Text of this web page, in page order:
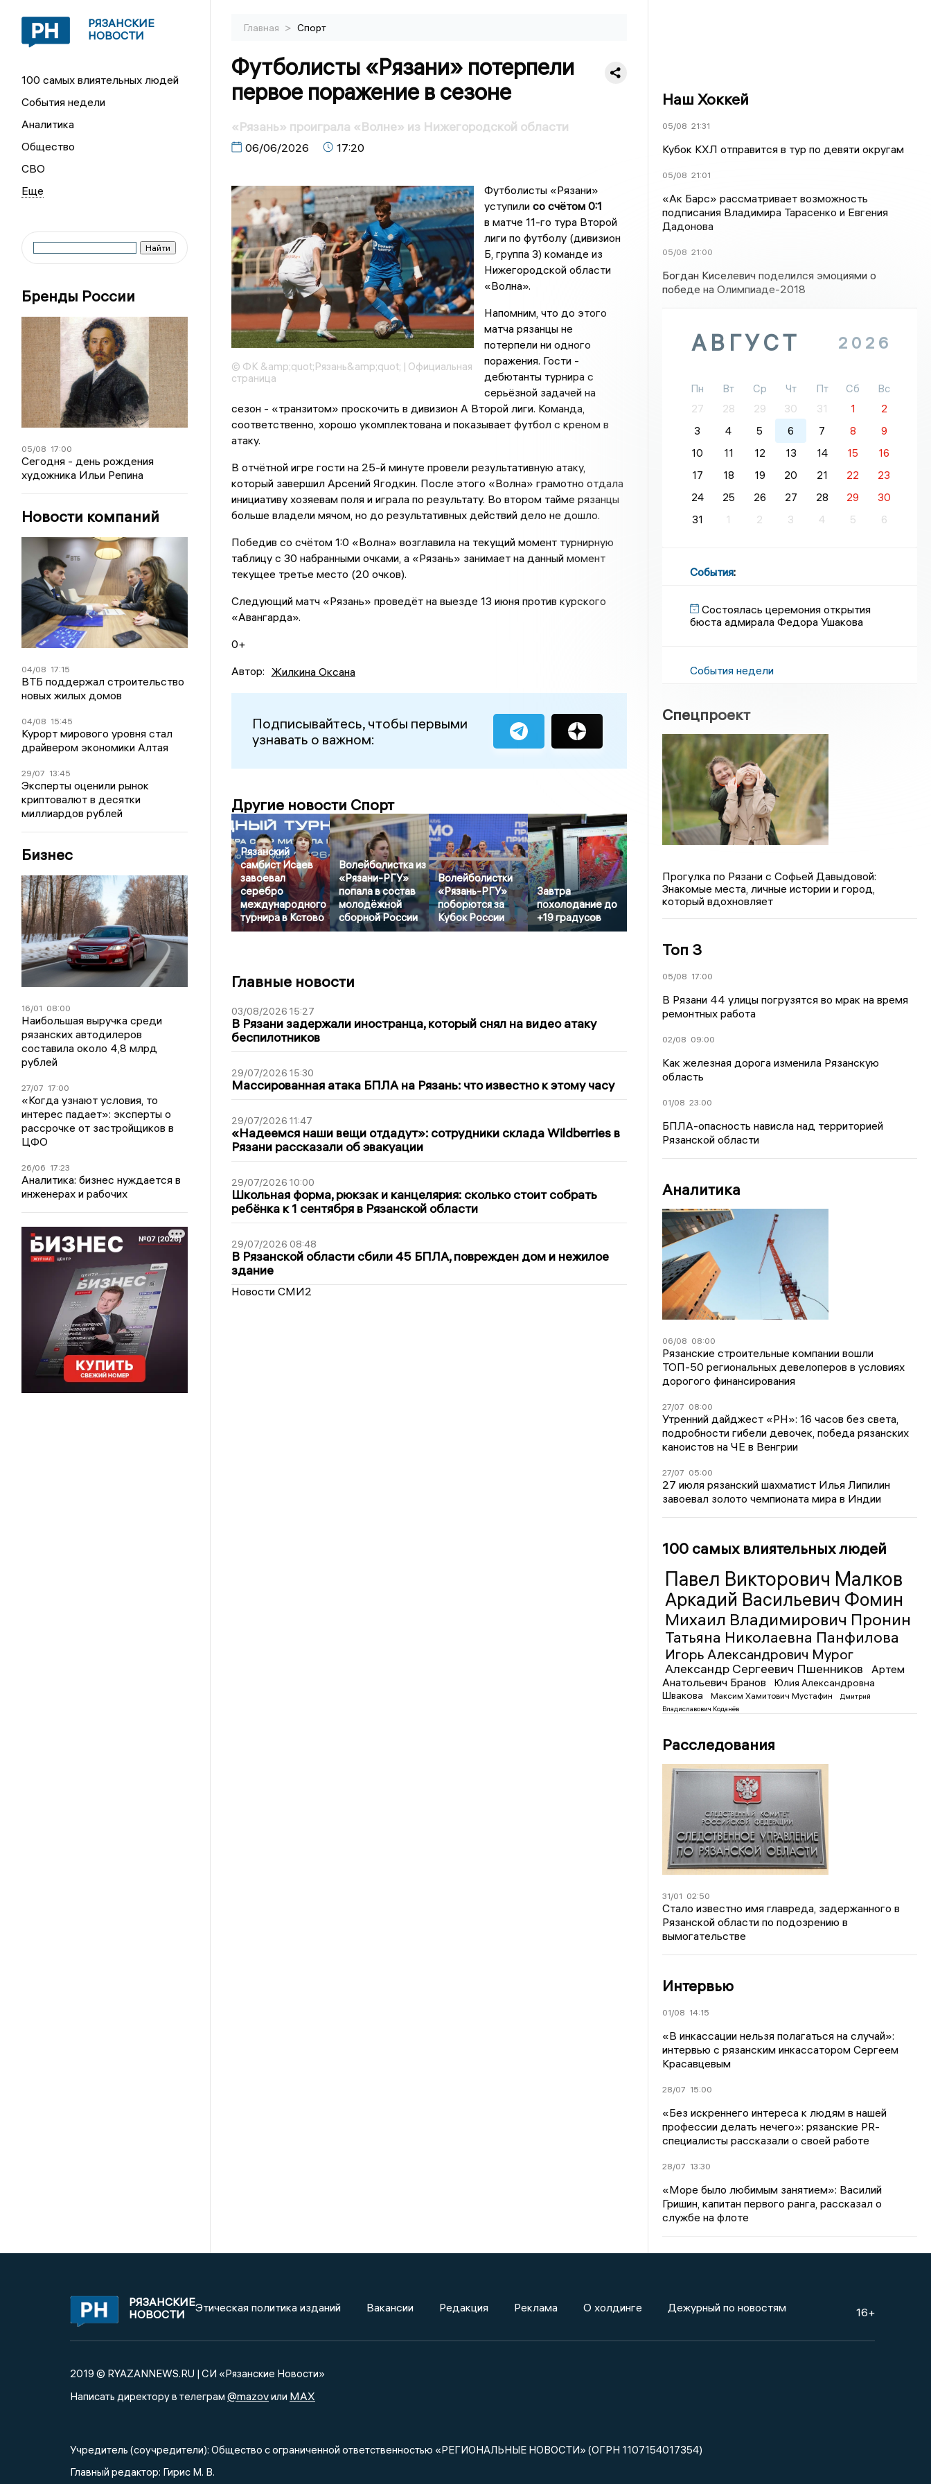
РЯЗАНСКИЕ
НОВОСТИ
100 самых влиятельных людей
События недели
Аналитика
Общество
СВО
Бренды России
05/08 17:00
Сегодня - день рождения
художника Ильи Репина
Новости компаний
04/08 17:15
ВТБ поддержал строительство
новых жилых домов
04/08 15:45
Курорт мирового уровня стал
драйвером экономики Алтая
29/07 13:45
Эксперты оценили рынок
криптовалют в десятки
миллиардов рублей
Бизнес
16/01 08:00
Наибольшая выручка среди
рязанских автодилеров
составила около 4,8 млрд
рублей
27/07 17:00
«Когда узнают условия, то
интерес падает»: эксперты о
рассрочке от застройщиков в
ЦФО
26/06 17:23
Аналитика: бизнес нуждается в
инженерах и рабочих
Главная > Спорт
Футболисты «Рязани» потерпели
первое поражение в сезоне
«Рязань» проиграла «Волне» из Нижегородской области
06/06/2026 17:20
© ФК &amp;quot;Рязань&amp;quot; | Официальная
страница
Футболисты «Рязани»
уступили со счётом 0:1
в матче 11-го тура Второй
лиги по футболу (дивизион
Б, группа 3) команде из
Нижегородской области
«Волна».
Напомним, что до этого
матча рязанцы не
потерпели ни одного
поражения. Гости -
дебютанты турнира с
серьёзной задачей на
сезон - «транзитом» проскочить в дивизион А Второй лиги. Команда,
соответственно, хорошо укомплектована и показывает футбол с креном в
атаку.
В отчётной игре гости на 25-й минуте провели результативную атаку,
который завершил Арсений Ягодкин. После этого «Волна» грамотно отдала
инициативу хозяевам поля и играла по результату. Во втором тайме рязанцы
больше владели мячом, но до результативных действий дело не дошло.
Победив со счётом 1:0 «Волна» возглавила на текущий момент турнирную
таблицу с 30 набранными очками, а «Рязань» занимает на данный момент
текущее третье место (20 очков).
Следующий матч «Рязань» проведёт на выезде 13 июня против курского
«Авангарда».
0+
Автор: Жилкина Оксана
Подписывайтесь, чтобы первыми
узнавать о важном:
Другие новости Спорт
Рязанский
самбист Исаев
завоевал
серебро
международного
турнира в Кстово
Волейболистка из
«Рязани-РГУ»
попала в состав
молодёжной
сборной России
Волейболистки
«Рязань-РГУ»
поборются за
Кубок России
Завтра
похолодание до
+19 градусов
Главные новости
03/08/2026 15:27
В Рязани задержали иностранца, который снял на видео атаку
беспилотников
29/07/2026 15:30
Массированная атака БПЛА на Рязань: что известно к этому часу
29/07/2026 11:47
«Надеемся наши вещи отдадут»: сотрудники склада Wildberries в
Рязани рассказали об эвакуации
29/07/2026 10:00
Школьная форма, рюкзак и канцелярия: сколько стоит собрать
ребёнка к 1 сентября в Рязанской области
29/07/2026 08:48
В Рязанской области сбили 45 БПЛА, поврежден дом и нежилое
здание
Новости СМИ2
Наш Хоккей
05/08 21:31
Кубок КХЛ отправится в тур по девяти округам
05/08 21:01
«Ак Барс» рассматривает возможность
подписания Владимира Тарасенко и Евгения
Дадонова
05/08 21:00
Богдан Киселевич поделился эмоциями о
победе на Олимпиаде-2018
АВГУСТ 2026
Пн Вт Ср Чт Пт Сб
Вс
27
28 29 30 31 1
2
3
4 5 6 7 8
9
10
11 12 13 14 15
16
17
18 19 20 21 22
23
24
25 26 27 28 29
30
31
1 2 3 4 5 6
События:
Состоялась церемония открытия
бюста адмирала Федора Ушакова
События недели
Спецпроект
Прогулка по Рязани с Софьей Давыдовой:
Знакомые места, личные истории и город,
который вдохновляет
Топ 3
05/08 17:00
В Рязани 44 улицы погрузятся во мрак на время
ремонтных работа
02/08 09:00
Как железная дорога изменила Рязанскую
область
01/08 23:00
БПЛА-опасность нависла над территорией
Рязанской области
Аналитика
06/08 08:00
Рязанские строительные компании вошли
ТОП-50 региональных девелоперов в условиях
дорогого финансирования
27/07 08:00
Утренний дайджест «РН»: 16 часов без света,
подробности гибели девочек, победа рязанских
каноистов на ЧЕ в Венгрии
27/07 05:00
27 июля рязанский шахматист Илья Липилин
завоевал золото чемпионата мира в Индии
100 самых влиятельных людей
Павел Викторович Малков
Аркадий Васильевич Фомин
Михаил Владимирович Пронин
Татьяна Николаевна Панфилова
Игорь Александрович Мурог
Александр Сергеевич Пшенников
Артем
Анатольевич Бранов
Юлия Александровна
Швакова
Максим Хамитович Мустафин
Дмитрий
Владиславович Коданёв
Расследования
31/01 02:50
Стало известно имя главреда, задержанного в
Рязанской области по подозрению в
вымогательстве
Интервью
01/08 14:15
«В инкассации нельзя полагаться на случай»:
интервью с рязанским инкассатором Сергеем
Красавцевым
28/07 15:00
«Без искреннего интереса к людям в нашей
профессии делать нечего»: рязанские PR-
специалисты рассказали о своей работе
28/07 13:30
«Море было любимым занятием»: Василий
Гришин, капитан первого ранга, рассказал о
службе на флоте
РЯЗАНСКИЕ
НОВОСТИ
Этическая политика изданий Вакансии Редакция Реклама О холдинге Дежурный по новостям 16+
2019 © RYAZANNEWS.RU | СИ «Рязанские Новости»
Написать директору в телеграм @mazovили MAX
Учредитель (соучредители): Общество с ограниченной ответственностью «РЕГИОНАЛЬНЫЕ НОВОСТИ» (ОГРН 1107154017354)
Главный редактор: Гирис М. В.